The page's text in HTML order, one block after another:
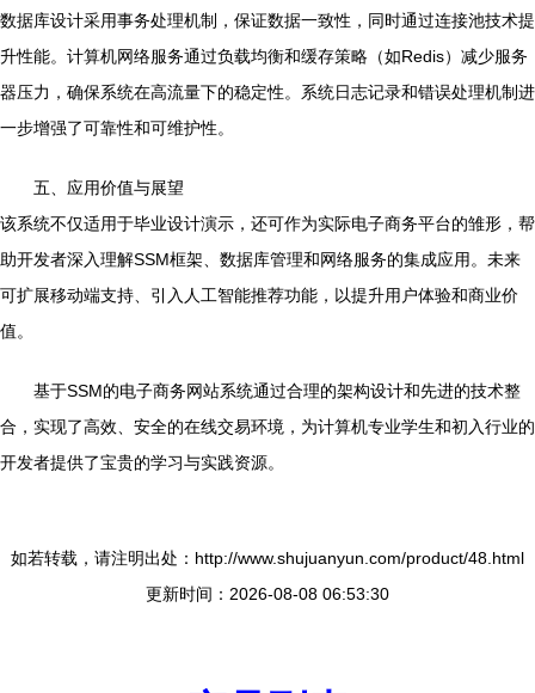
数据库设计采用事务处理机制，保证数据一致性，同时通过连接池技术提
升性能。计算机网络服务通过负载均衡和缓存策略（如Redis）减少服务
器压力，确保系统在高流量下的稳定性。系统日志记录和错误处理机制进
一步增强了可靠性和可维护性。
五、应用价值与展望
该系统不仅适用于毕业设计演示，还可作为实际电子商务平台的雏形，帮
助开发者深入理解SSM框架、数据库管理和网络服务的集成应用。未来
可扩展移动端支持、引入人工智能推荐功能，以提升用户体验和商业价
值。
基于SSM的电子商务网站系统通过合理的架构设计和先进的技术整
合，实现了高效、安全的在线交易环境，为计算机专业学生和初入行业的
开发者提供了宝贵的学习与实践资源。
如若转载，请注明出处：http://www.shujuanyun.com/product/48.html
更新时间：2026-08-08 06:53:30